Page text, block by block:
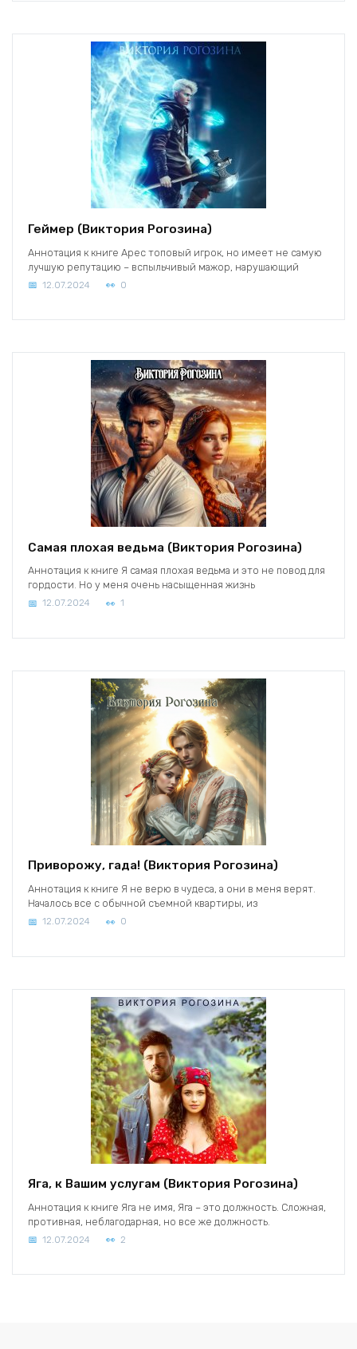
Геймер (Виктория Рогозина)
Аннотация к книге Арес топовый игрок, но имеет не самую
лучшую репутацию – вспыльчивый мажор, нарушающий
12.07.2024 0
Самая плохая ведьма (Виктория Рогозина)
Аннотация к книге Я самая плохая ведьма и это не повод для
гордости. Но у меня очень насыщенная жизнь
12.07.2024 1
Приворожу, гада! (Виктория Рогозина)
Аннотация к книге Я не верю в чудеса, а они в меня верят.
Началось все с обычной съемной квартиры, из
12.07.2024 0
Яга, к Вашим услугам (Виктория Рогозина)
Аннотация к книге Яга не имя, Яга – это должность. Сложная,
противная, неблагодарная, но все же должность.
12.07.2024 2